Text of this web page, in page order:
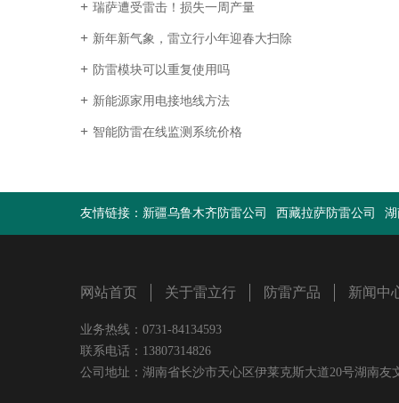
瑞萨遭受雷击！损失一周产量
新年新气象，雷立行小年迎春大扫除
防雷模块可以重复使用吗
新能源家用电接地线方法
智能防雷在线监测系统价格
友情链接： 新疆乌鲁木齐防雷公司 西藏拉萨防雷公司
网站首页 关于雷立行 防雷产品 新闻中
业务热线：0731-84134593
联系电话：13807314826
公司地址：湖南省长沙市天心区伊莱克斯大道20号湖南